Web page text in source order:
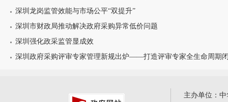
深圳龙岗监管效能与市场公平“双提升”
深圳市财政局推动解决政府采购异常低价问题
深圳强化政采监管显成效
深圳政府采购评审专家管理新规出炉——打造评审专家全生命周期
主办单位：